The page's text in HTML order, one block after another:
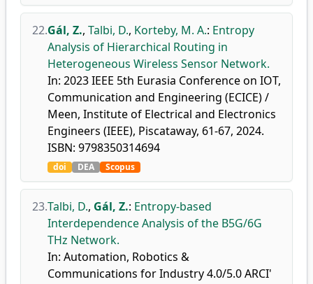
22.Gál, Z., Talbi, D., Korteby, M. A.: Entropy
Analysis of Hierarchical Routing in
Heterogeneous Wireless Sensor Network.
In: 2023 IEEE 5th Eurasia Conference on IOT,
Communication and Engineering (ECICE) /
Meen, Institute of Electrical and Electronics
Engineers (IEEE), Piscataway, 61-67, 2024.
ISBN: 9798350314694
doi DEA Scopus
23.Talbi, D., Gál, Z.: Entropy-based
Interdependence Analysis of the B5G/6G
THz Network.
In: Automation, Robotics &
Communications for Industry 4.0/5.0 ARCI'